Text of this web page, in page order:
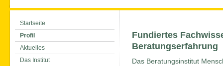
Startseite
Profil
Aktuelles
Das Institut
Fundiertes
Beratungserfahrung
Das Beratungsinstitut